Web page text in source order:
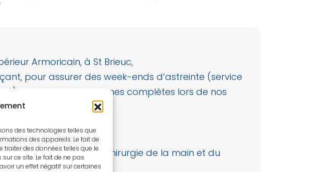
des technologies telles que
des appareils. Le fait de
des données telles que le
ce site. Le fait de ne pas
un effet négatif sur certaines
Armoricain, à St Brieuc,
pour assurer des week-ends d’astreinte (service
ainsi que des semaines complètes lors de nos
pour une activité de chirurgie de la main et du